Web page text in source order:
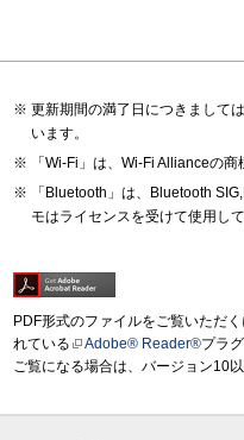
更新期間の満了日につきまして
います。
「Wi-Fi」は、Wi-Fi Allianceの商
「Bluetooth」は、Bluetooth
モはライセンスを受けて使用して
PDF形式のファイルをご覧いただ
れている
Adobe® Reader®プラ
ご覧になる場合は、バージョン10